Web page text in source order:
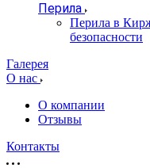
Перила
Перила в
безопасности
Галерея
О нас
О компании
Отзывы
Контакты